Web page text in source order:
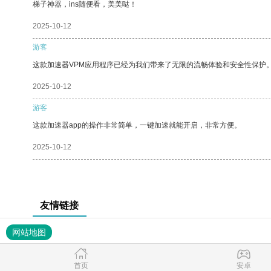
梯子神器，ins随便看，美美哒！
2025-10-12
游客
这款加速器VPM应用程序已经为我们带来了无限的流畅体验和安全性保护
2025-10-12
游客
这款加速器app的操作非常简单，一键加速就能开启，非常方便。
2025-10-12
友情链接
网站地图
首页 安卓